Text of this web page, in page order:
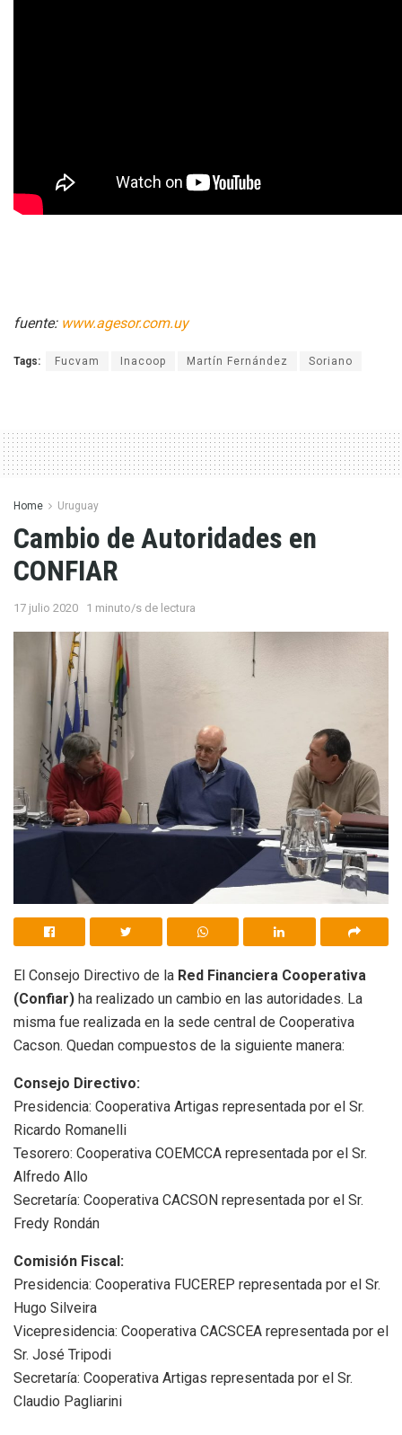
fuente: www.agesor.com.uy
Tags: Fucvam Inacoop Martín Fernández Soriano
Home Uruguay
Cambio de Autoridades en
CONFIAR
17 julio 2020 1 minuto/s de lectura
El Consejo Directivo de la Red Financiera Cooperativa
(Confiar) ha realizado un cambio en las autoridades. La
misma fue realizada en la sede central de Cooperativa
Cacson. Quedan compuestos de la siguiente manera:
Consejo Directivo:
Presidencia: Cooperativa Artigas representada por el Sr.
Ricardo Romanelli
Tesorero: Cooperativa COEMCCA representada por el Sr.
Alfredo Allo
Secretaría: Cooperativa CACSON representada por el Sr.
Fredy Rondán
Comisión Fiscal:
Presidencia: Cooperativa FUCEREP representada por el Sr.
Hugo Silveira
Vicepresidencia: Cooperativa CACSCEA representada por el
Sr. José Tripodi
Secretaría: Cooperativa Artigas representada por el Sr.
Claudio Pagliarini